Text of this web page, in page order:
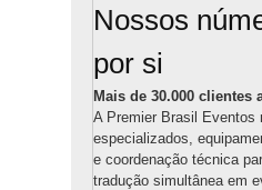
Nossos
por si
Mais de 30.000 clientes
A Premier Brasil Eventos
especializados,
e coordenação técnica
tradução simultânea em